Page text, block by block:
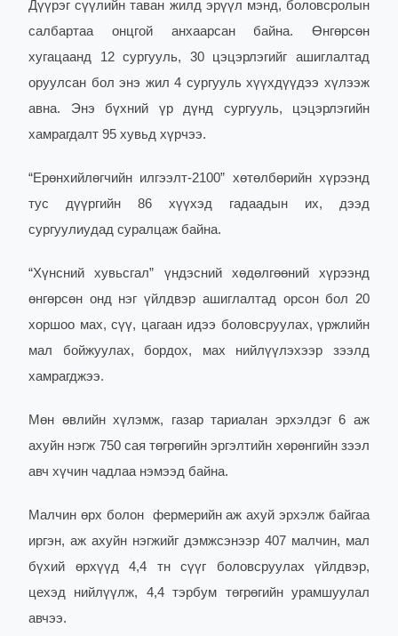
Дүүрэг сүүлийн таван жилд эрүүл мэнд, боловсролын
салбартаа онцгой анхаарсан байна. Өнгөрсөн
хугацаанд 12 сургууль, 30 цэцэрлэгийг ашиглалтад
оруулсан бол энэ жил 4 сургууль хүүхдүүдээ хүлээж
авна. Энэ бүхний үр дүнд сургууль, цэцэрлэгийн
хамрагдалт 95 хувьд хүрчээ.
“Ерөнхийлөгчийн илгээлт-2100” хөтөлбөрийн хүрээнд
тус дүүргийн 86 хүүхэд гадаадын их, дээд
сургуулиудад суралцаж байна.
“Хүнсний хувьсгал” үндэсний хөдөлгөөний хүрээнд
өнгөрсөн онд нэг үйлдвэр ашиглалтад орсон бол 20
хоршоо мах, сүү, цагаан идээ боловсруулах, үржлийн
мал бойжуулах, бордох, мах нийлүүлэхээр зээлд
хамрагджээ.
Мөн өвлийн хүлэмж, газар тариалан эрхэлдэг 6 аж
ахуйн нэгж 750 сая төгрөгийн эргэлтийн хөрөнгийн зээл
авч хүчин чадлаа нэмээд байна.
Малчин өрх болон фермерийн аж ахуй эрхэлж байгаа
иргэн, аж ахуйн нэгжийг дэмжсэнээр 407 малчин, мал
бүхий өрхүүд 4,4 тн сүүг боловсруулах үйлдвэр,
цехэд нийлүүлж, 4,4 тэрбум төгрөгийн урамшуулал
авчээ.